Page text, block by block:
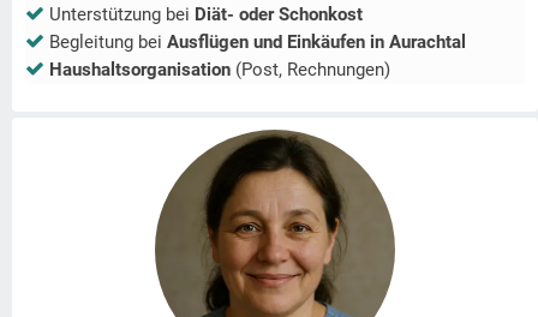
Unterstützung bei Diät- oder Schonkost
Begleitung bei Ausflügen und Einkäufen in Aurachtal
Haushaltsorganisation (Post, Rechnungen)